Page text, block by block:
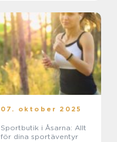
07. oktober 2025
Sportbutik i Åsarna: Allt
för dina sportäventyr